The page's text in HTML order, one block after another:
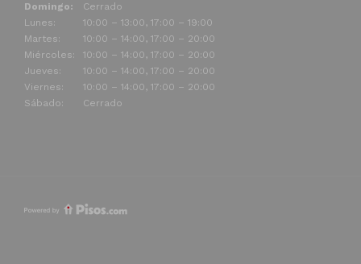
Domingo:
Cerrado
Lunes:
10:00 – 13:00, 17:00 – 19:00
Martes:
10:00 – 14:00, 17:00 – 20:00
Miércoles:
10:00 – 14:00, 17:00 – 20:00
Jueves:
10:00 – 14:00, 17:00 – 20:00
Viernes:
10:00 – 14:00, 17:00 – 20:00
Sábado:
Cerrado